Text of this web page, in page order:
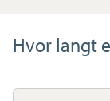
Hvor langt